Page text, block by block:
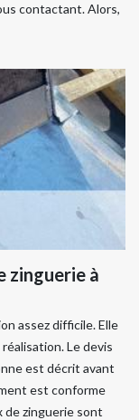
contactant. Alors,
zinguerie à
assez difficile. Elle
Le devis
est décrit avant
est conforme
de zinguerie sont